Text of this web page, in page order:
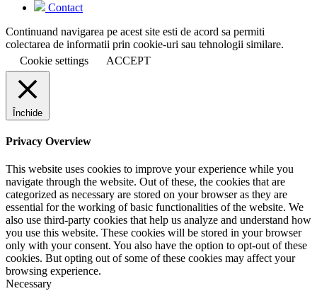
Contact
Continuand navigarea pe acest site esti de acord sa permiti
colectarea de informatii prin cookie-uri sau tehnologii similare.
Cookie settings
ACCEPT
Închide
Privacy Overview
This website uses cookies to improve your experience while you
navigate through the website. Out of these, the cookies that are
categorized as necessary are stored on your browser as they are
essential for the working of basic functionalities of the website. We
also use third-party cookies that help us analyze and understand how
you use this website. These cookies will be stored in your browser
only with your consent. You also have the option to opt-out of these
cookies. But opting out of some of these cookies may affect your
browsing experience.
Necessary